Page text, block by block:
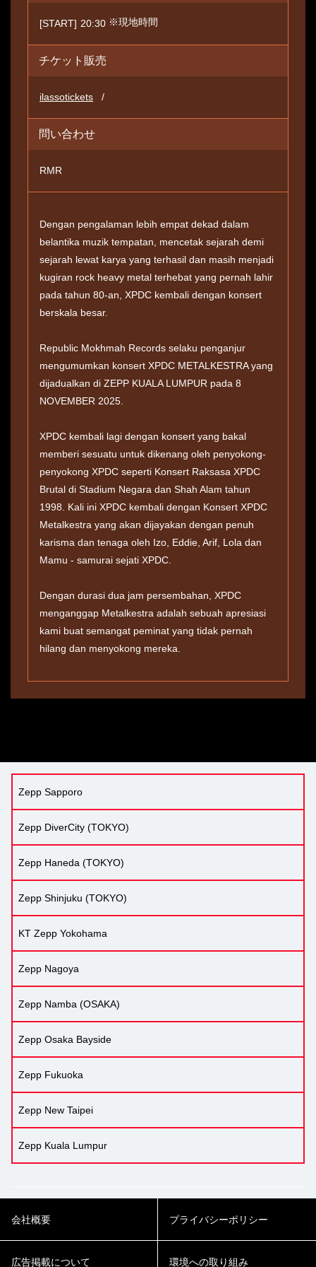
[START] 20:30 ※現地時間
チケット販売
ilassotickets
問い合わせ
RMR
Dengan pengalaman lebih empat dekad dalam
belantika muzik tempatan, mencetak sejarah demi
sejarah lewat karya yang terhasil dan masih menjadi
kugiran rock heavy metal terhebat yang pernah lahir
pada tahun 80-an, XPDC kembali dengan konsert
berskala besar.
Republic Mokhmah Records selaku penganjur
mengumumkan konsert XPDC METALKESTRA yang
dijadualkan di ZEPP KUALA LUMPUR pada 8
NOVEMBER 2025.
XPDC kembali lagi dengan konsert yang bakal
memberi sesuatu untuk dikenang oleh penyokong-
penyokong XPDC seperti Konsert Raksasa XPDC
Brutal di Stadium Negara dan Shah Alam tahun
1998. Kali ini XPDC kembali dengan Konsert XPDC
Metalkestra yang akan dijayakan dengan penuh
karisma dan tenaga oleh Izo, Eddie, Arif, Lola dan
Mamu - samurai sejati XPDC.
Dengan durasi dua jam persembahan, XPDC
menganggap Metalkestra adalah sebuah apresiasi
kami buat semangat peminat yang tidak pernah
hilang dan menyokong mereka.
Zepp Sapporo
Zepp DiverCity (TOKYO)
Zepp Haneda (TOKYO)
Zepp Shinjuku (TOKYO)
KT Zepp Yokohama
Zepp Nagoya
Zepp Namba (OSAKA)
Zepp Osaka Bayside
Zepp Fukuoka
Zepp New Taipei
Zepp Kuala Lumpur
会社概要 プライバシーポリシー
広告掲載について 環境への取り組み